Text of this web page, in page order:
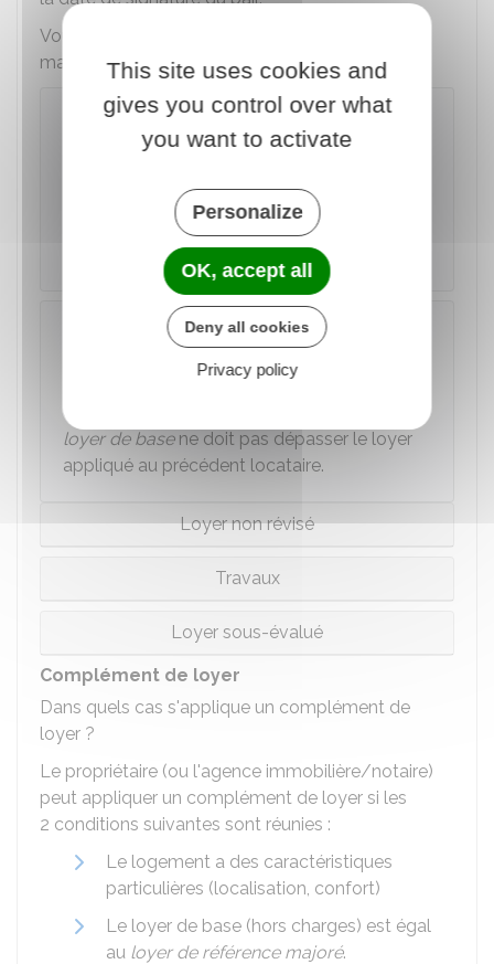
Vous pouvez connaître les loyers de référence
majorés à l'aide de ce simulateur :
Pays Basque : estimer les loyers de
référence pour un bail d’habitation
Accéder au Simulateur
Préfecture des Pyrénées-Atlantiques
Attention
Lorsque le bail est signé depuis le
24 août 2022 et concerne un logement de
classe F ou G (classe indiquée sur le
loyer de basene doit pas dépasser le loyer
appliqué au précédent locataire.
Loyer non révisé
Travaux
Loyer sous-évalué
Complément de loyer
Dans quels cas s'applique un complément de
loyer ?
Le propriétaire (ou l'agence immobilière/notaire)
peut appliquer un complément de loyer si les
2 conditions suivantes sont réunies :
Le logement a des caractéristiques
particulières (localisation, confort)
Le loyer de base (hors charges) est égal
au loyer de référence majoré.
This site uses cookies and
gives you control over what
you want to activate
Personalize
OK, accept all
Deny all cookies
Privacy policy